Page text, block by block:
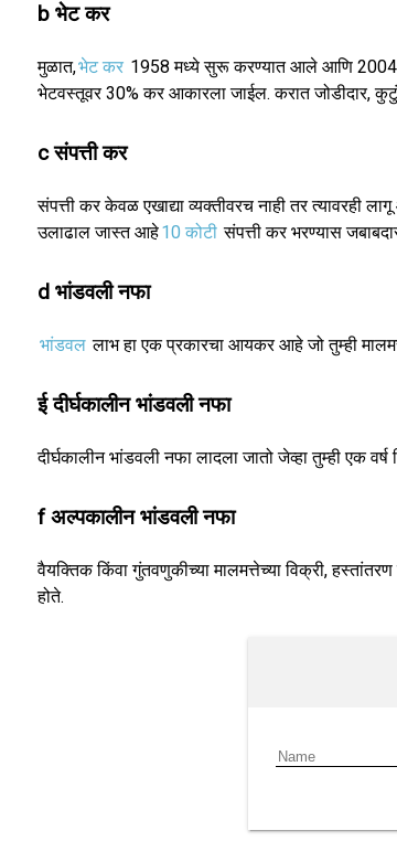
b भेट कर
मुळात,भेट कर 1958 मध्ये सुरू करण्यात आले आणि 2004
भेटवस्तूवर 30% कर आकारला जाईल. करात जोडीदार,
c संपत्ती कर
संपत्ती कर केवळ एखाद्या व्यक्तीवरच नाही तर त्यावरही
उलाढाल जास्त आहे10 कोटी संपत्ती कर भरण्यास
d भांडवली नफा
भांडवल लाभ हा एक प्रकारचा आयकर आहे जो तुम्ही
ई दीर्घकालीन भांडवली नफा
दीर्घकालीन भांडवली नफा लादला जातो जेव्हा तुम्ही एक
f अल्पकालीन भांडवली नफा
वैयक्तिक किंवा गुंतवणुकीच्या मालमत्तेच्या विक्री,
होते.